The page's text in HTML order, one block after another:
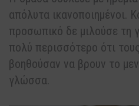
απόλυτα ικανοποιημένοι.
προσωπικό δε μιλούσε τη
πολύ περισσότερο ότι
βοηθούσαν να βρουν το
γλώσσα.